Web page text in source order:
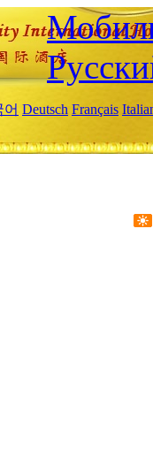
어 Deutsch Français